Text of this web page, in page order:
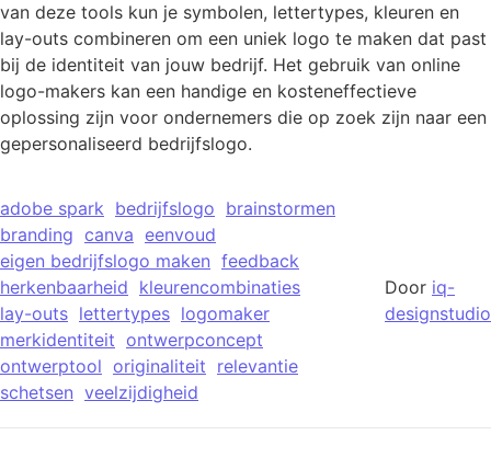
van deze tools kun je symbolen, lettertypes, kleuren en
lay-outs combineren om een uniek logo te maken dat past
bij de identiteit van jouw bedrijf. Het gebruik van online
logo-makers kan een handige en kosteneffectieve
oplossing zijn voor ondernemers die op zoek zijn naar een
gepersonaliseerd bedrijfslogo.
adobe spark bedrijfslogo brainstormen
branding canva eenvoud
eigen bedrijfslogo maken feedback
herkenbaarheid kleurencombinaties
lay-outs lettertypes logomaker
merkidentiteit ontwerpconcept
ontwerptool originaliteit relevantie
schetsen veelzijdigheid
Door iq-
designstudio